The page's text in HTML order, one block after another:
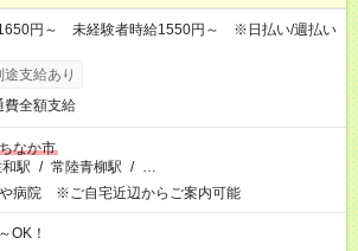
円～ 未経験者時給1550円～ ※日払い/週払い
支給あり
費全額支給
なか市
駅 / 常陸青柳駅 / …
病院 ※ご自宅近辺からご案内可能
OK！